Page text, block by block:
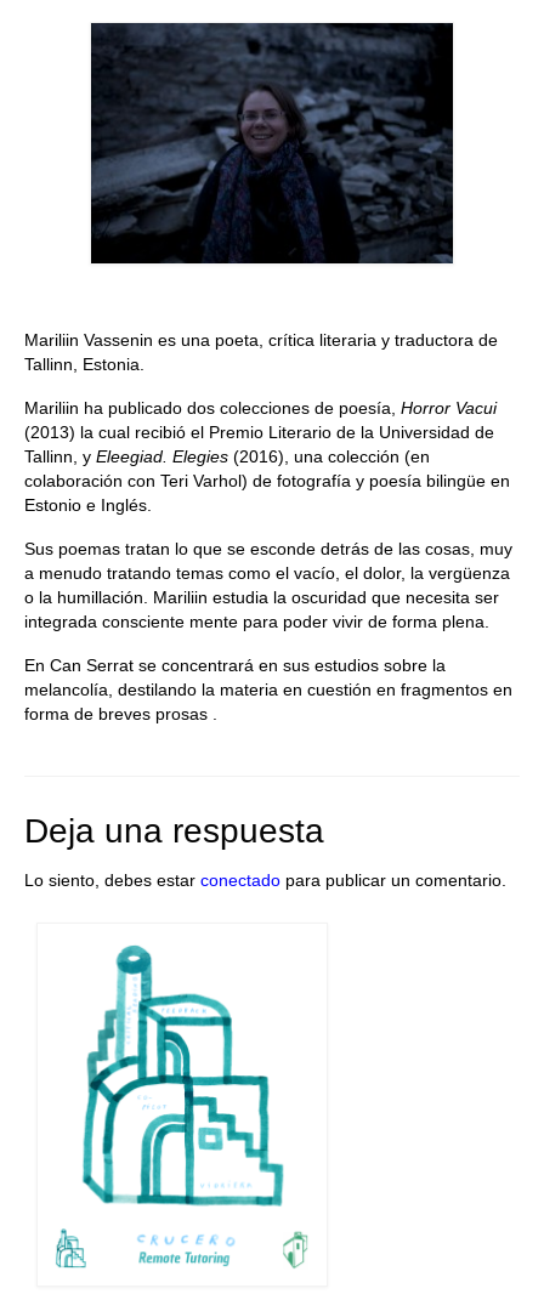
Quedate con nosotras
Idioma:
Mariliin Vassenin es una poeta, crítica literaria y traductora de
Tallinn, Estonia.
Mariliin ha publicado dos colecciones de poesía, Horror Vacui
(2013) la cual recibió el Premio Literario de la Universidad de
Tallinn, y Eleegiad. Elegies (2016), una colección (en
colaboración con Teri Varhol) de fotografía y poesía bilingüe en
Estonio e Inglés.
Sus poemas tratan lo que se esconde detrás de las cosas, muy
a menudo tratando temas como el vacío, el dolor, la vergüenza
o la humillación. Mariliin estudia la oscuridad que necesita ser
integrada consciente mente para poder vivir de forma plena.
En Can Serrat se concentrará en sus estudios sobre la
melancolía, destilando la materia en cuestión en fragmentos en
forma de breves prosas .
Deja una respuesta
Lo siento, debes estar conectado para publicar un comentario.